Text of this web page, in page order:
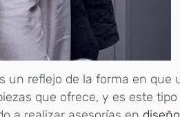
un reflejo de la forma en que
que ofrece, y es este tipo